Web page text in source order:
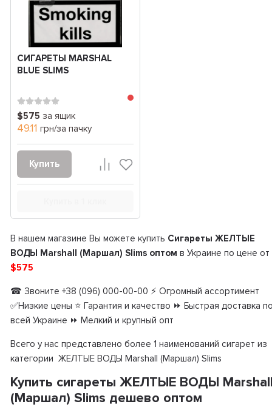
СИГАРЕТЫ MARSHAL
BLUE SLIMS
$575 за ящик
49.11 грн/за пачку
Купить
В нашем магазине Вы можете купить Сигареты ЖЕЛТЫЕ
ВОДЫ Marshall (Маршал) Slims оптом в Украине по цене от
$575
☎ Звоните +38 (096) 000-00-00 ⚡ Огромный ассортимент
✅Низкие цены ⭐ Гарантия и качество ⏩ Быстрая доставка
всей Украине ⏩ Мелкий и крупный опт
Всего у нас представлено более 1 наименований сигарет из
категории ЖЕЛТЫЕ ВОДЫ Marshall (Маршал) Slims
Купить сигареты ЖЕЛТЫЕ ВОДЫ
(Маршал) Slims дешево оптом